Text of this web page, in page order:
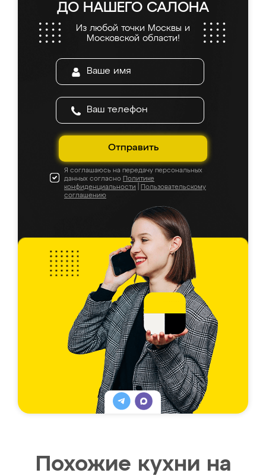
ДО НАШЕГО САЛОНА
Из любой точки Москвы и
Московской области!
Отправить
Я соглашаюсь на передачу персональных
данных согласно Политике
конфиденциальности
Пользовательскому
соглашению
Похожие кухни на